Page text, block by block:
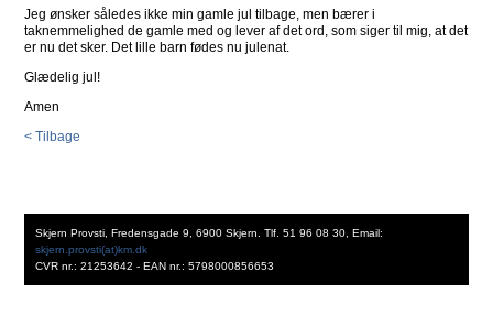
Jeg ønsker således ikke min gamle jul tilbage, men bærer i
taknemmelighed de gamle med og lever af det ord, som siger til mig, at det
er nu det sker. Det lille barn fødes nu julenat.
Glædelig jul!
Amen
< Tilbage
Skjern Provsti, Fredensgade 9, 6900 Skjern. Tlf. 51 96 08 30, Email:
skjern.provsti(at)km.dk
CVR nr.: 21253642 - EAN nr.: 5798000856653